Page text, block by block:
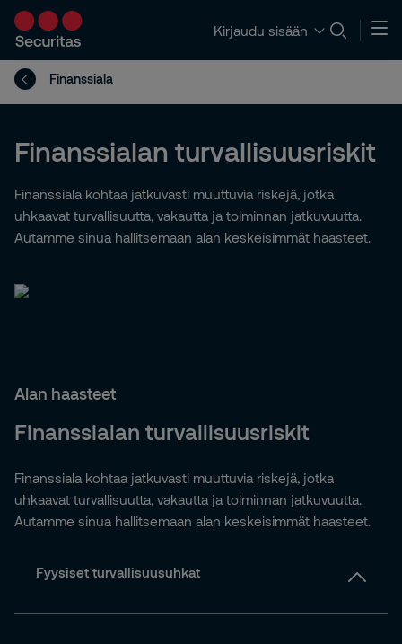
Kirjaudu sisään
Finanssiala
Finanssialan turvallisuusriskit
Finanssiala kohtaa jatkuvasti muuttuvia riskejä, jotka
uhkaavat turvallisuutta, vakautta ja toiminnan jatkuvuutta.
Autamme sinua hallitsemaan alan keskeisimmät haasteet.
Alan haasteet
Finanssialan turvallisuusriskit
Finanssiala kohtaa jatkuvasti muuttuvia riskejä, jotka
uhkaavat turvallisuutta, vakautta ja toiminnan jatkuvuutta.
Autamme sinua hallitsemaan alan keskeisimmät haasteet.
Fyysiset turvallisuusuhkat